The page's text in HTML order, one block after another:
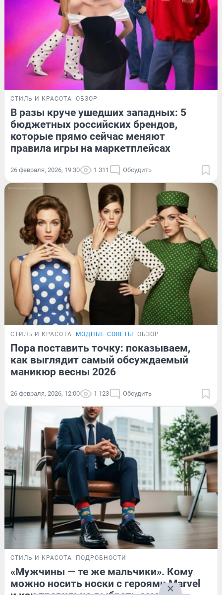
СТИЛЬ И КРАСОТА ОБЗОР
В разы круче ушедших западных: 5
бюджетных российских брендов,
которые прямо сейчас меняют
правила игры на маркетплейсах
26 февраля, 2026, 19:30 1 311 Обсудить
СТИЛЬ И КРАСОТА МОДНЫЕ СОВЕТЫ ОБЗОР
Пора поставить точку: показываем,
как выглядит самый обсуждаемый
маникюр весны 2026
26 февраля, 2026, 12:00 1 123 Обсудить
СТИЛЬ И КРАСОТА ПОДРОБНОСТИ
«Мужчины — те же мальчики». Кому
можно носить носки с героями Marvel